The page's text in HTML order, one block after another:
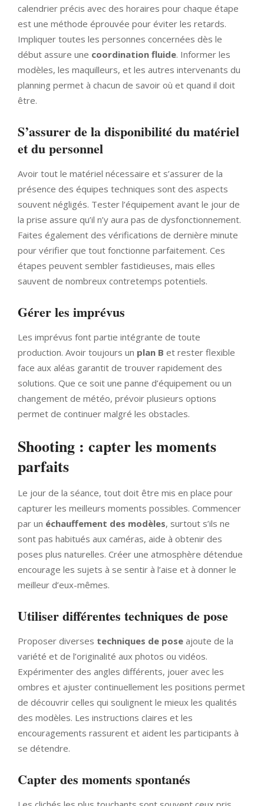
calendrier précis avec des horaires pour chaque étape
est une méthode éprouvée pour éviter les retards.
Impliquer toutes les personnes concernées dès le
début assure une coordination fluide. Informer les
modèles, les maquilleurs, et les autres intervenants du
planning permet à chacun de savoir où et quand il doit
être.
S’assurer de la disponibilité du matériel
et du personnel
Avoir tout le matériel nécessaire et s’assurer de la
présence des équipes techniques sont des aspects
souvent négligés. Tester l’équipement avant le jour de
la prise assure qu’il n’y aura pas de dysfonctionnement.
Faites également des vérifications de dernière minute
pour vérifier que tout fonctionne parfaitement. Ces
étapes peuvent sembler fastidieuses, mais elles
sauvent de nombreux contretemps potentiels.
Gérer les imprévus
Les imprévus font partie intégrante de toute
production. Avoir toujours un plan B et rester flexible
face aux aléas garantit de trouver rapidement des
solutions. Que ce soit une panne d’équipement ou un
changement de météo, prévoir plusieurs options
permet de continuer malgré les obstacles.
Shooting : capter les moments
parfaits
Le jour de la séance, tout doit être mis en place pour
capturer les meilleurs moments possibles. Commencer
par un échauffement des modèles, surtout s’ils ne
sont pas habitués aux caméras, aide à obtenir des
poses plus naturelles. Créer une atmosphère détendue
encourage les sujets à se sentir à l’aise et à donner le
meilleur d’eux-mêmes.
Utiliser différentes techniques de pose
Proposer diverses techniques de pose ajoute de la
variété et de l’originalité aux photos ou vidéos.
Expérimenter des angles différents, jouer avec les
ombres et ajuster continuellement les positions permet
de découvrir celles qui soulignent le mieux les qualités
des modèles. Les instructions claires et les
encouragements rassurent et aident les participants à
se détendre.
Capter des moments spontanés